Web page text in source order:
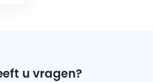
u vragen?